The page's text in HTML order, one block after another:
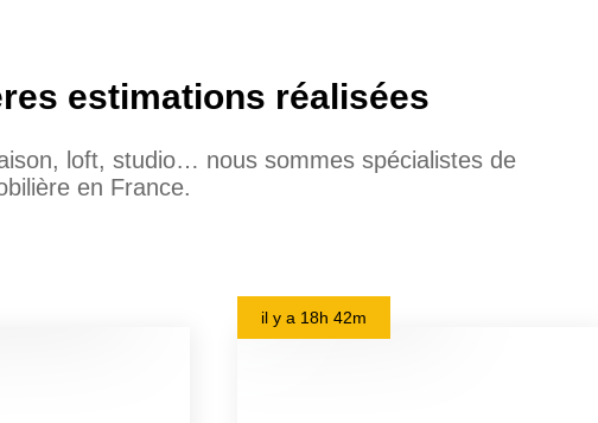
estimations réalisées
loft, studio… nous sommes spécialistes de
en France.
il y a 18h 42m